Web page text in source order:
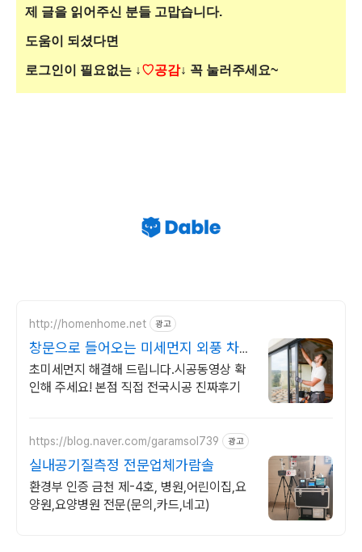
제 글을 읽어주신 분들 고맙습니다.
도움이 되셨다면
로그인이 필요없는 ↓♡공감↓ 꼭 눌러주세요~
http://homenhome.net 광고
창문으로 들어오는 미세먼지 외풍 차단
시공 전문 홈앤홈
초미세먼지 해결해 드립니다.시공동영상 확
인해 주세요! 본점 직접 전국시공 진짜후기
https://blog.naver.com/garamsol739 광고
실내공기질측정 전문업체가람솔
환경부 인증 금천 제-4호, 병원,어린이집,요
양원,요양병원 전문(문의,카드,네고)